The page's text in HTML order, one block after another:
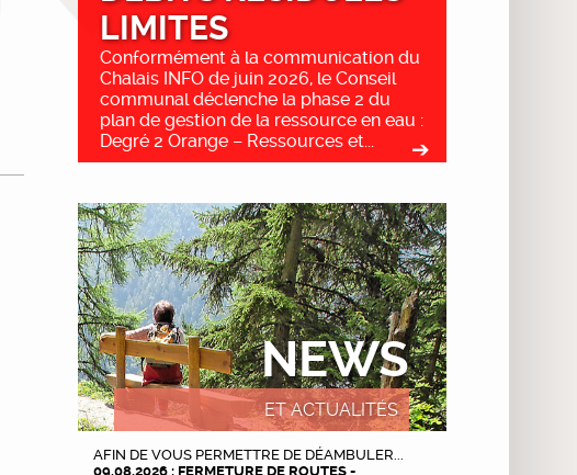
LIMITES
Conformément à la communication du
Chalais INFO de juin 2026, le Conseil
communal déclenche la phase 2 du
plan de gestion de la ressource en eau :
Degré 2 Orange – Ressources et...
NEWS
ET ACTUALITÉS
AFIN DE VOUS PERMETTRE DE DÉAMBULER...
09.08.2026 : FERMETURE DE ROUTES -